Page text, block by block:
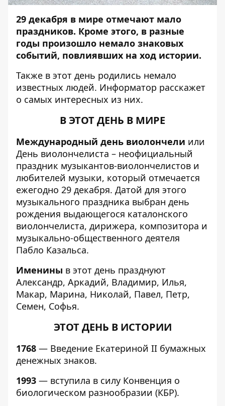
29 декабря в мире отмечают мало
праздников. Кроме этого, в разные
годы произошло немало знаковых
событий, повлиявших на ход истории.
Также в этот день родились немало
известных людей. Информатор расскажет
о самых интересных из них.
В ЭТОТ ДЕНЬ В МИРЕ
Международный день виолончели или
День виолончелиста – неофициальный
праздник музыкантов-виолончелистов и
любителей музыки, который отмечается
ежегодно 29 декабря. Датой для этого
музыкального праздника выбран день
рождения выдающегося каталонского
виолончелиста, дирижера, композитора и
музыкально-общественного деятеля
Пабло Казальса.
Именины в этот день празднуют
Александр, Аркадий, Владимир, Илья,
Макар, Марина, Николай, Павел, Петр,
Семен, Софья.
ЭТОТ ДЕНЬ В ИСТОРИИ
1768 — Введение Екатериной II бумажных
денежных знаков.
1993 — вступила в силу Конвенция о
биологическом разнообразии (КБР).